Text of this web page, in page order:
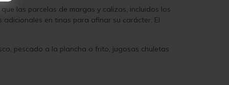
las parcelas de margas y calizas, incluidos los
adicionales en tinas para afinar su carácter. El
pescado a la plancha o frito, jugosas chuletas